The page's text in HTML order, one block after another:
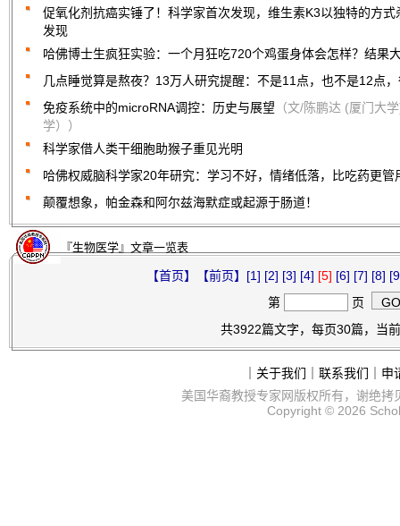
促氧化剂抗癌实锤了！科学家首次发现，维生素K3以独特的方
发现
哈佛博士生疯狂实验：一个月狂吃720个鸡蛋身体会怎样？结果
几点睡觉算是熬夜？13万人研究提醒：不是11点，也不是12点
免疫系统中的microRNA调控：历史与展望 （文/陈鹏达 (厦门大
学））
科学家借人类干细胞助猴子重见光明
哈佛权威脑科学家20年研究：学习不好，情绪低落，比吃药更管
颠覆想象，帕金森和阿尔兹海默症或起源于肠道！
『生物医学』文章一览表
【首页】 【前页】 [1] [2] [3] [4] [5] [6] [7] [8]
第
页
共3922篇文字，每页30篇，当
关于我们 联系我们
申
美国华裔教授专家网版权所有，谢绝拷
Copyright © 2026